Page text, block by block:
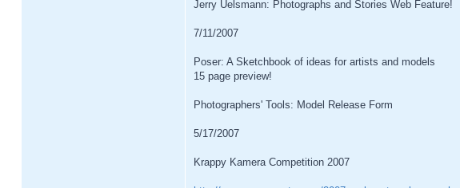
Jerry Uelsmann: Photographs and Stories Web Feature!
7/11/2007
Poser: A Sketchbook of ideas for artists and models
15 page preview!
Photographers' Tools: Model Release Form
5/17/2007
Krappy Kamera Competition 2007